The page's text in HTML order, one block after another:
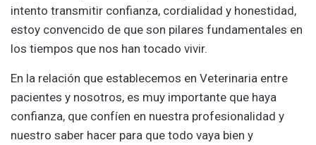
intento transmitir confianza, cordialidad y honestidad,
estoy convencido de que son pilares fundamentales en
los tiempos que nos han tocado vivir.
En la relación que establecemos en Veterinaria entre
pacientes y nosotros, es muy importante que haya
confianza, que confíen en nuestra profesionalidad y
nuestro saber hacer para que todo vaya bien y